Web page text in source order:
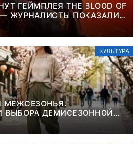
ГЕЙМПЛЕЯ THE BLOOD OF
— ЖУРНАЛИСТЫ ПОКАЗАЛИ
ОТ ВЕТЕРАНОВ CD
КУЛЬТУРА
МЕЖСЕЗОНЬЯ:
ВЫБОРА ДЕМИСЕЗОННОЙ
ЖЕНСКОГО ПЛАЩА